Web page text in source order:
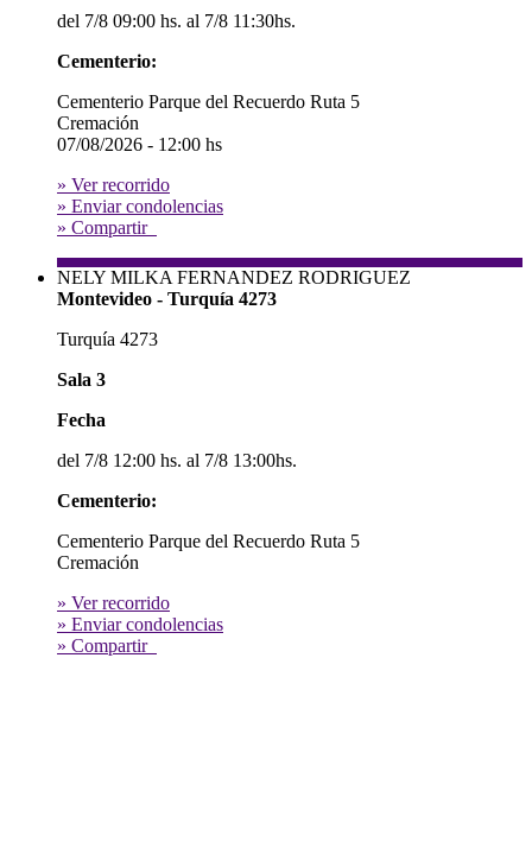
del 7/8 09:00 hs. al 7/8 11:30hs.
Cementerio:
Cementerio Parque del Recuerdo Ruta 5
Cremación
07/08/2026 - 12:00 hs
» Ver recorrido
» Enviar condolencias
» Compartir
NELY MILKA FERNANDEZ RODRIGUEZ
Montevideo - Turquía 4273
Turquía 4273
Sala 3
Fecha
del 7/8 12:00 hs. al 7/8 13:00hs.
Cementerio:
Cementerio Parque del Recuerdo Ruta 5
Cremación
» Ver recorrido
» Enviar condolencias
» Compartir